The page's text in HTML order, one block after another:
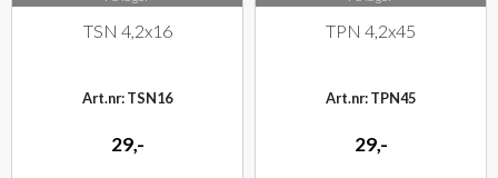
TSN 4,2x16
Art.nr: TSN16
29,-
TPN 4,2x45
Art.nr: TPN45
29,-